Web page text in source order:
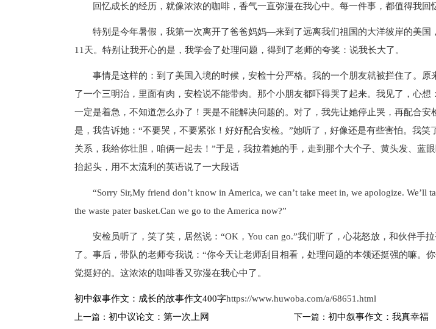
回忆成长的经历，就像浓浓的咖啡，香气一直弥漫在我心中。每一件事，都值得我回
特别是今年暑假，我第一次离开了爸爸妈妈—来到了远离我们祖国的大洋彼岸的美国
11天。特别让我开心的是，我学会了处理问题，得到了老师的夸奖：说我长大了。
事情是这样的：到了美国入境的时候，安检十分严格。我的一个朋友就被拦住了。原
了一个三明治，里面有肉，安检说不能带肉。那个小朋友都吓得哭了起来。我见了，心想
一定是着急，不知道怎么办了！哭是不能解决问题的。对了，我先让她停止哭，再配合安
是，我告诉她：“不要哭，不要紧张！好好配合安检。”她听了，好像还是有些害怕。我笑
关系，我给你壮胆，咱俩一起去！”于是，我拉着她的手，走到那个大个子、黄头发、蓝眼
抬起头，用不太流利的英语说了一大段话
“Sorry Sir,My friend don’t know in America, we can’t take meet in, we apologize. We’ll
the waste pater basket.Can we go to the America now?”
安检员听了，笑了笑，居然说：“OK，You can go.”我们听了，心花怒放，和伙伴手拉
了。事后，带队的老师夸我说：“你今天让老师刮目相看，处理问题的本领还挺强的嘛。
觉挺好的。这浓浓的咖啡香又弥漫在我心中了。
初中叙事作文：成长的故事作文400字https://www.huwoba.com/a/68651.html
上一篇： 初中议论文：第一次上网 下一篇： 初中叙事作文：我真幸福